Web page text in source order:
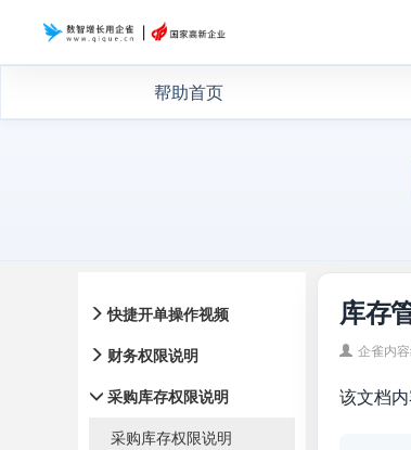
帮助首页
快捷开单操作视频
财务权限说明
采购库存权限说明
采购库存权限说明
库存
企雀内容
该文档